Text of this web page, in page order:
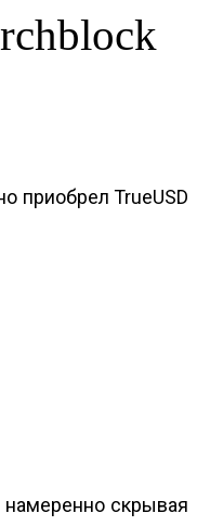
приобрел TrueUSD
скрывая